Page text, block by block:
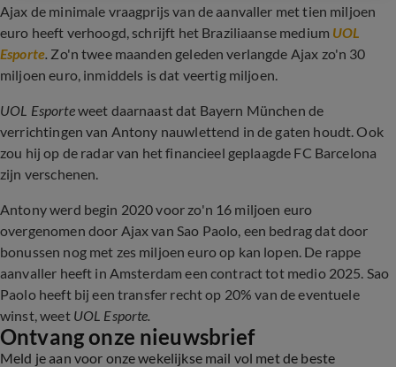
Ajax de minimale vraagprijs van de aanvaller met tien miljoen
euro heeft verhoogd, schrijft het Braziliaanse medium UOL
Esporte. Zo'n twee maanden geleden verlangde Ajax zo'n 30
miljoen euro, inmiddels is dat veertig miljoen.
UOL Esporteweet daarnaast dat Bayern München de
verrichtingen van Antony nauwlettend in de gaten houdt. Ook
zou hij op de radar van het financieel geplaagde FC Barcelona
zijn verschenen.
Antony werd begin 2020 voor zo'n 16 miljoen euro
overgenomen door Ajax van Sao Paolo, een bedrag dat door
bonussen nog met zes miljoen euro op kan lopen. De rappe
aanvaller heeft in Amsterdam een contract tot medio 2025. Sao
Paolo heeft bij een transfer recht op 20% van de eventuele
winst, weet UOL Esporte.
Ontvang onze nieuwsbrief
Meld je aan voor onze wekelijkse mail vol met de beste